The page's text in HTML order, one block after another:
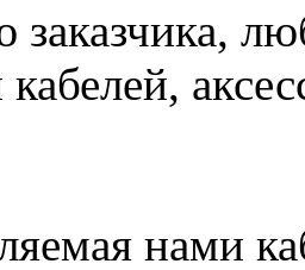
заказчика,
нами